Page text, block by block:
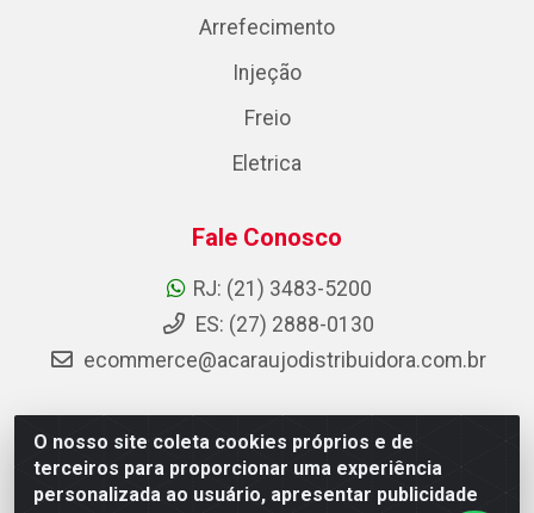
O nosso site coleta cookies próprios e de
terceiros para proporcionar uma experiência
personalizada ao usuário, apresentar publicidade
Arrefecimento
Injeção
Freio
Eletrica
Fale Conosco
RJ: (21) 3483-5200
ES: (27) 2888-0130
ecommerce@acaraujodistribuidora.com.br
AC Araujo Distribuidora - Rua Carneiro de Campos, 42 -
São Cristóvão, Rio de Janeiro/RJ - CEP 20.920-410 -
CNPJ 08.744.753/0003-85